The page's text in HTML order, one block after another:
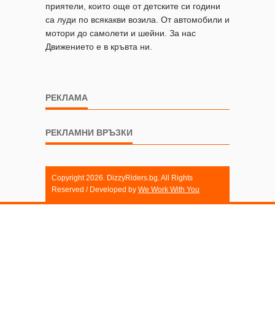
приятели, които още от детските си години
са луди по всякакви возила. От автомобили и
мотори до самолети и шейни. За нас
Движението е в кръвта ни.
РЕКЛАМА
РЕКЛАМНИ ВРЪЗКИ
Copyright 2026. DizzyRiders.bg. All Rights
Reserved / Developed by We Work With You